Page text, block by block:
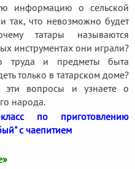
информацию о сельской
так, что невозможно будет
татары называются
инструментах они играли?
труда и предметы быта
только в татарском доме?
вопросы и узнаете о
народа.
класс по приготовлению
с чаепитием